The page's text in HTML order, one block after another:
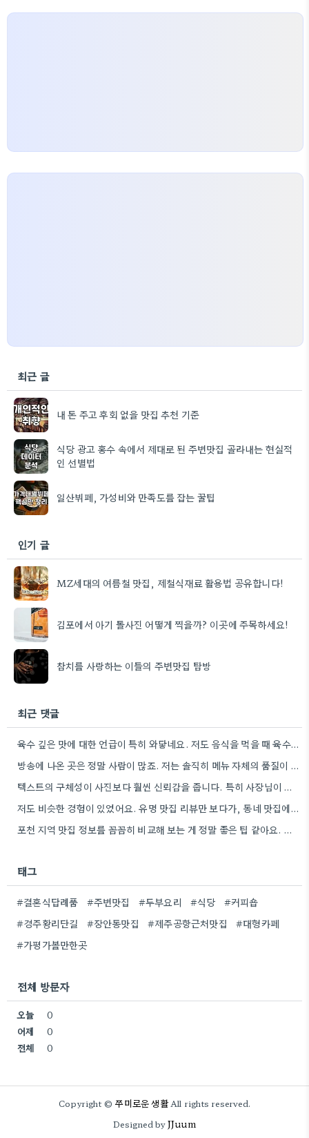
최근 글
내 돈 주고 후회 없을 맛집 추천 기준
식당 광고 홍수 속에서 제대로 된 주변맛집 골라내는 현실적
인 선별법
일산뷔페, 가성비와 만족도를 잡는 꿀팁
인기 글
MZ세대의 여름철 맛집, 제철식재료 활용법 공유합니다!
김포에서 아기 돌사진 어떻게 찍을까? 이곳에 주목하세요!
참치를 사랑하는 이들의 주변맛집 탐방
최근 댓글
육수 깊은 맛에 대한 언급이 특히 와닿네요. 저도 음식을 먹을 때 육수의 깊은 맛을 중요하게…
방송에 나온 곳은 정말 사람이 많죠. 저는 솔직히 메뉴 자체의 품질이 더 중요하다고 생각해요.
텍스트의 구체성이 사진보다 훨씬 신뢰감을 줍니다. 특히 사장님이 직접 요리하는 곳을 찾는 게 좋은 전략인…
저도 비슷한 경험이 있었어요. 유명 맛집 리뷰만 보다가, 동네 맛집에서 훨씬 더 맛있는 음식을 먹고…
포천 지역 맛집 정보를 꼼꼼히 비교해 보는 게 정말 좋은 팁 같아요. 특히 커뮤니티 언급…
태그
#결혼식답례품 #주변맛집 #두부요리 #식당
#커피숍
#경주황리단길
#장안동맛집 #제주공항근처맛집
#대형카페
#가평가볼만한곳
전체 방문자
오늘
0
어제
0
전체
0
Copyright ©쭈미로운 생활All rights reserved.
Designed byJJuum